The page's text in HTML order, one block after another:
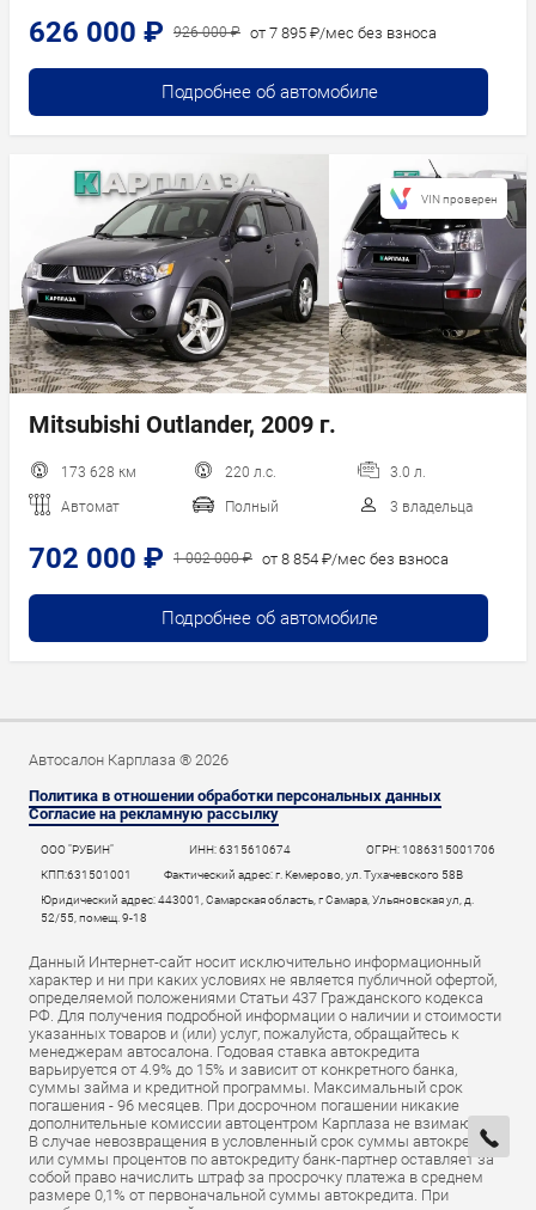
626 000 ₽ 926 000 ₽ от 7 895 ₽/мес без взноса
Подробнее об автомобиле
Mitsubishi Outlander, 2009 г.
173 628 км 220 л.с. 3.0 л.
Автомат Полный 3 владельца
702 000 ₽ 1 002 000 ₽ от 8 854 ₽/мес без взноса
Подробнее об автомобиле
VIN проверен
Автосалон Карплаза ® 2026
Политика в отношении обработки персональных данных
Согласие на рекламную рассылку
ООО "РУБИН" ИНН: 6315610674
ОГРН: 1086315001706
КПП:631501001
Фактический адрес: г. Кемерово, ул. Тухачевского 58В
Юридический адрес: 443001, Самарская область, г Самара, Ульяновская ул, д.
52/55, помещ. 9-18
Данный Интернет-сайт носит исключительно информационный
характер и ни при каких условиях не является публичной офертой,
определяемой положениями Статьи 437 Гражданского кодекса
РФ. Для получения подробной информации о наличии и стоимости
указанных товаров и (или) услуг, пожалуйста, обращайтесь к
менеджерам автосалона. Годовая ставка автокредита
варьируется от 4.9% до 15% и зависит от конкретного банка,
суммы займа и кредитной программы. Максимальный срок
погашения - 96 месяцев. При досрочном погашении никакие
дополнительные комиссии автоцентром Карплаза не взимаются.
В случае невозвращения в условленный срок суммы автокредита
или суммы процентов по автокредиту банк-партнер оставляет за
собой право начислить штраф за просрочку платежа в среднем
размере 0,1% от первоначальной суммы автокредита. При